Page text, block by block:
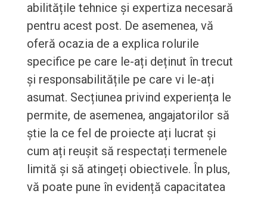
abilitățile tehnice și expertiza necesară
pentru acest post. De asemenea, vă
oferă ocazia de a explica rolurile
specifice pe care le-ați deținut în trecut
și responsabilitățile pe care vi le-ați
asumat. Secțiunea privind experiența le
permite, de asemenea, angajatorilor să
știe la ce fel de proiecte ați lucrat și
cum ați reușit să respectați termenele
limită și să atingeți obiectivele. În plus,
vă poate pune în evidență capacitatea